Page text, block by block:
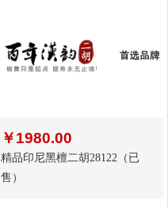
￥1980.00
精品印尼黑檀二胡28122（已
售）